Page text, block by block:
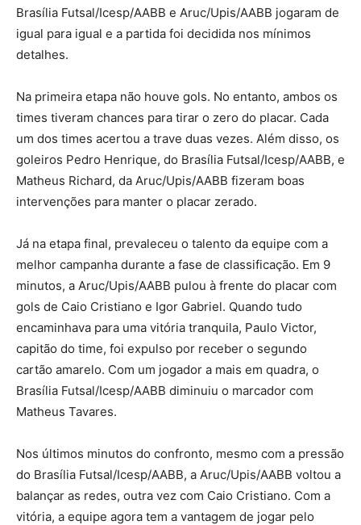
Brasília Futsal/Icesp/AABB e Aruc/Upis/AABB jogaram de
igual para igual e a partida foi decidida nos mínimos
detalhes.
Na primeira etapa não houve gols. No entanto, ambos os
times tiveram chances para tirar o zero do placar. Cada
um dos times acertou a trave duas vezes. Além disso, os
goleiros Pedro Henrique, do Brasília Futsal/Icesp/AABB, e
Matheus Richard, da Aruc/Upis/AABB fizeram boas
intervenções para manter o placar zerado.
Já na etapa final, prevaleceu o talento da equipe com a
melhor campanha durante a fase de classificação. Em 9
minutos, a Aruc/Upis/AABB pulou à frente do placar com
gols de Caio Cristiano e Igor Gabriel. Quando tudo
encaminhava para uma vitória tranquila, Paulo Victor,
capitão do time, foi expulso por receber o segundo
cartão amarelo. Com um jogador a mais em quadra, o
Brasília Futsal/Icesp/AABB diminuiu o marcador com
Matheus Tavares.
Nos últimos minutos do confronto, mesmo com a pressão
do Brasília Futsal/Icesp/AABB, a Aruc/Upis/AABB voltou a
balançar as redes, outra vez com Caio Cristiano. Com a
vitória, a equipe agora tem a vantagem de jogar pelo